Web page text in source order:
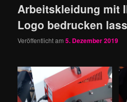
Arbeitskleidung mit
Logo bedrucken
Veröffentlicht am5. Dezember 2019